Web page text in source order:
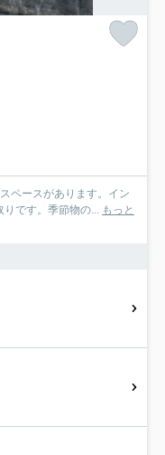
ペースがあります。イン
りです。季節物の... もっと